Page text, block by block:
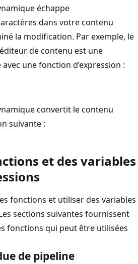
échappe
dans votre contenu
la modification. Par exemple, le
de contenu est une
une fonction d’expression :
convertit le contenu
suivante :
et des variables
fonctions et utiliser des variables
sections suivantes fournissent
fonctions qui peut être utilisées
de pipeline